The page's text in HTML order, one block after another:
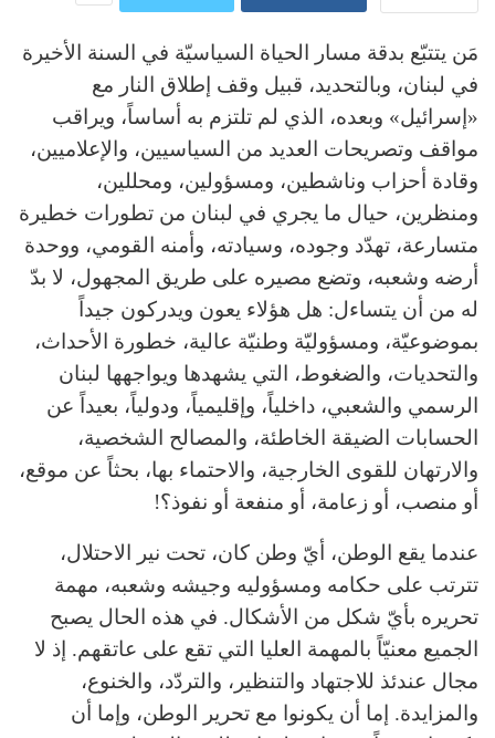
مَن يتتبّع بدقة مسار الحياة السياسيّة في السنة الأخيرة
في لبنان، وبالتحديد، قبيل وقف إطلاق النار مع
«إسرائيل» وبعده، الذي لم تلتزم به أساساً، ويراقب
مواقف وتصريحات العديد من السياسيين، والإعلاميين،
وقادة أحزاب وناشطين، ومسؤولين، ومحللين،
ومنظرين، حيال ما يجري في لبنان من تطورات خطيرة
متسارعة، تهدّد وجوده، وسيادته، وأمنه القومي، ووحدة
أرضه وشعبه، وتضع مصيره على طريق المجهول، لا بدّ
له من أن يتساءل: هل هؤلاء يعون ويدركون جيداً
بموضوعيّة، ومسؤوليّة وطنيّة عالية، خطورة الأحداث،
والتحديات، والضغوط، التي يشهدها ويواجهها لبنان
الرسمي والشعبي، داخلياً، وإقليمياً، ودولياً، بعيداً عن
الحسابات الضيقة الخاطئة، والمصالح الشخصية،
والارتهان للقوى الخارجية، والاحتماء بها، بحثاً عن موقع،
أو منصب، أو زعامة، أو منفعة أو نفوذ؟!
عندما يقع الوطن، أيّ وطن كان، تحت نير الاحتلال،
تترتب على حكامه ومسؤوليه وجيشه وشعبه، مهمة
تحريره بأيّ شكل من الأشكال. في هذه الحال يصبح
الجميع معنيّاً بالمهمة العليا التي تقع على عاتقهم. إذ لا
مجال عندئذ للاجتهاد والتنظير، والتردّد، والخنوع،
والمزايدة. إما أن يكونوا مع تحرير الوطن، وإما أن